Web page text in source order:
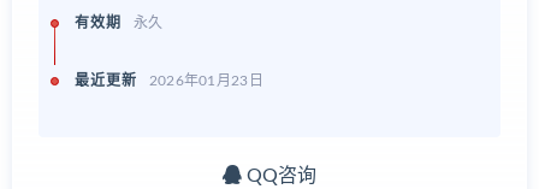
有效期 永久
最近更新 2026年01月23日
QQ咨询